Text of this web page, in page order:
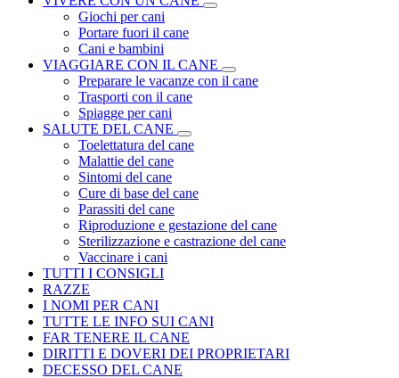
Giochi per cani
Portare fuori il cane
Cani e bambini
VIAGGIARE CON IL CANE
Preparare le vacanze con il cane
Trasporti con il cane
Spiagge per cani
SALUTE DEL CANE
Toelettatura del cane
Malattie del cane
Sintomi del cane
Cure di base del cane
Parassiti del cane
Riproduzione e gestazione del cane
Sterilizzazione e castrazione del cane
Vaccinare i cani
TUTTI I CONSIGLI
RAZZE
I NOMI PER CANI
TUTTE LE INFO SUI CANI
FAR TENERE IL CANE
DIRITTI E DOVERI DEI PROPRIETARI
DECESSO DEL CANE